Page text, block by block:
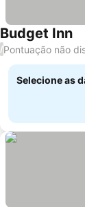
Budget Inn
/Pontuação não
Selecione as